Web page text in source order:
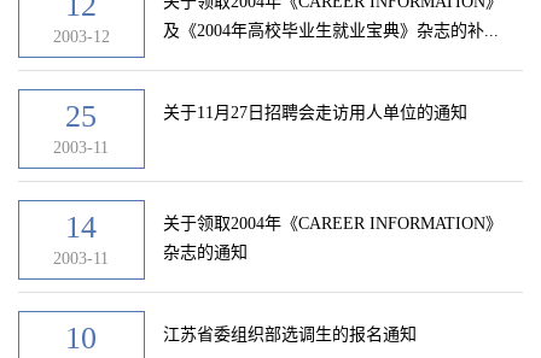
2003-12
及《2004年高校毕业生就业宝典》杂志的补...
25
2003-11
关于11月27日招聘会走访用人单位的通知
14
2003-11
关于领取2004年《CAREER INFORMATION》
杂志的通知
10 江苏省委组织部选调生的报名通知